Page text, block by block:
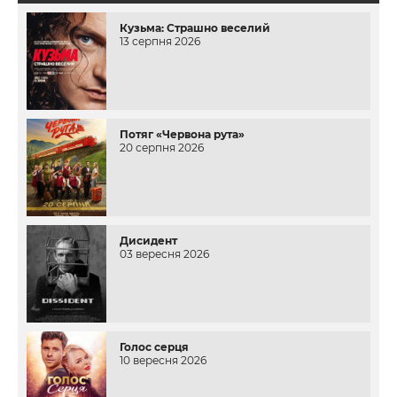
Кузьма: Страшно веселий
13 серпня 2026
Потяг «Червона рута»
20 серпня 2026
Дисидент
03 вересня 2026
Голос серця
10 вересня 2026